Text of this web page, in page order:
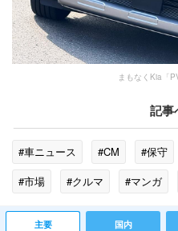
まもなくKia「
記事
#車ニュース #CM #保守
#市場
#クルマ #マンガ
#モデル
#アプリ #スマー
主要 国内